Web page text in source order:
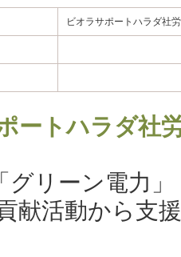
ビオラサポートハラダ社
ートハラダ社
グリーン電力
献活動から支